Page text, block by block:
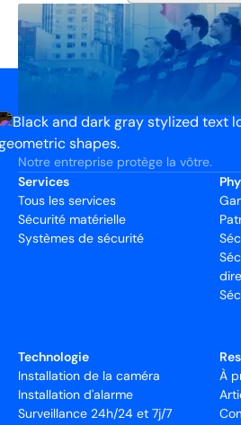
Notre entreprise protège la vôtre.
Services
Tous les services
Sécurité matérielle
Systèmes de sécurité
Technologie
Installation de la caméra
Installation d'alarme
Surveillance 24h/24 et 7j/7
À